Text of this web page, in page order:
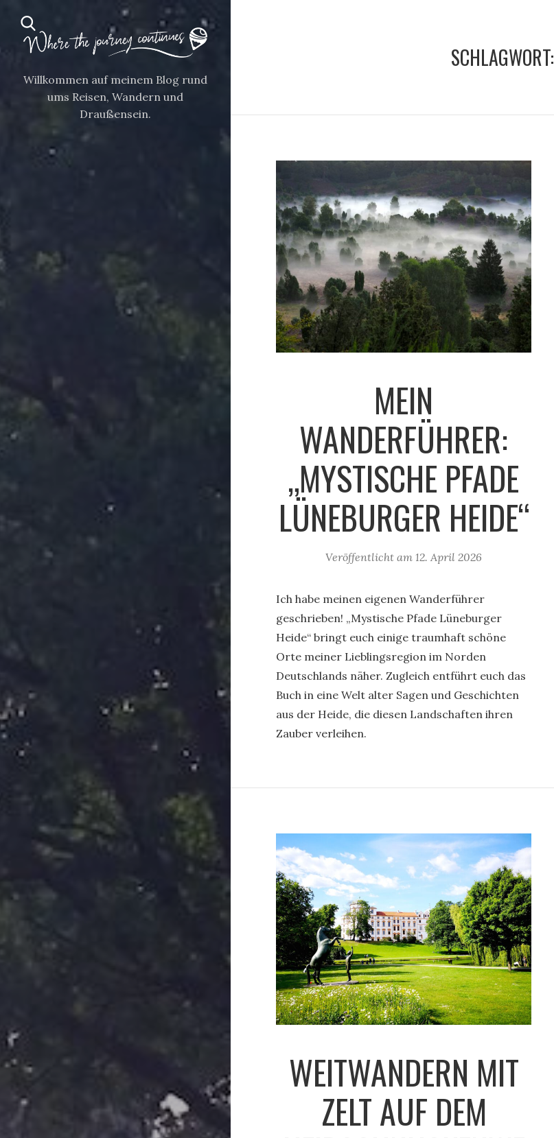
Willkommen auf meinem Blog rund
ums Reisen, Wandern und
Draußensein.
SCHLAGWORT:
MEIN
WANDERFÜHRER:
„MYSTISCHE PFADE
LÜNEBURGER HEIDE“
Veröffentlicht am 12. April 2026
Ich habe meinen eigenen Wanderführer
geschrieben! „Mystische Pfade Lüneburger
Heide“ bringt euch einige traumhaft schöne
Orte meiner Lieblingsregion im Norden
Deutschlands näher. Zugleich entführt euch das
Buch in eine Welt alter Sagen und Geschichten
aus der Heide, die diesen Landschaften ihren
Zauber verleihen.
WEITWANDERN MIT
ZELT AUF DEM